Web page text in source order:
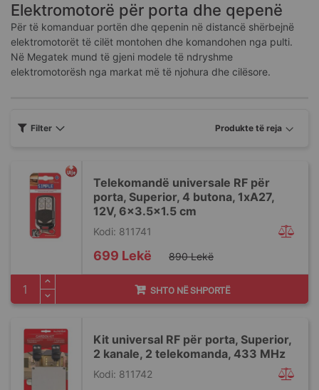
Elektromotorë për porta dhe qepenë
Për të komanduar portën dhe qepenin në distancë shërbejnë
elektromotorët të cilët montohen dhe komandohen nga pulti.
Në Megatek mund të gjeni modele të ndryshme
elektromotorësh nga markat më të njohura dhe cilësore.
Telekomandë universale RF për
porta, Superior, 4 butona, 1xA27,
12V, 6x3.5x1.5 cm
Kodi: 811741
Special
Price
699 Lekë 890 Lekë
SHTO NË SHPORTË
Kit universal RF për porta, Superior,
2 kanale, 2 telekomanda, 433 MHz
Kodi: 811742
Filter